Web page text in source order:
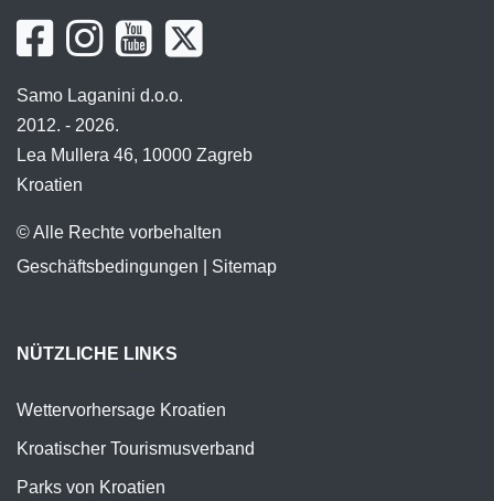
Samo Laganini d.o.o.
2012. - 2026.
Lea Mullera 46, 10000 Zagreb
Kroatien
© Alle Rechte vorbehalten
Geschäftsbedingungen
Sitemap
NÜTZLICHE LINKS
Wettervorhersage Kroatien
Kroatischer Tourismusverband
Parks von Kroatien